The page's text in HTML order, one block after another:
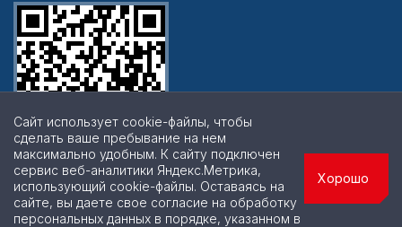
Сайт использует cookie-файлы, чтобы
сделать ваше пребывание на нем
максимально удобным. К cайту подключен
сервис веб-аналитики Яндекс.Метрика,
использующий cookie-файлы. Оставаясь на
сайте, вы даете свое согласие на обработку
персональных данных в порядке, указанном в
Хорошо